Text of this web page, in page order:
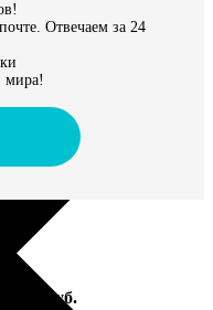
Отвечаем за 24
мира!
Цена, руб.